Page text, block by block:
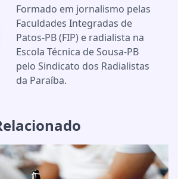
Formado em jornalismo pelas
Faculdades Integradas de
Patos-PB (FIP) e radialista na
Escola Técnica de Sousa-PB
pelo Sindicato dos Radialistas
da Paraíba.